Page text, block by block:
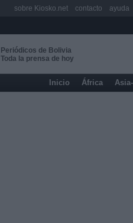
Periódicos de Bolivia
Toda la prensa de hoy
Inicio África
sobre Kiosko.net contacto ayuda